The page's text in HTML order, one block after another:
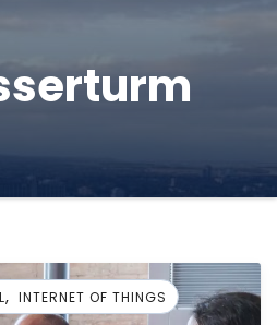
, INTERNET OF THINGS